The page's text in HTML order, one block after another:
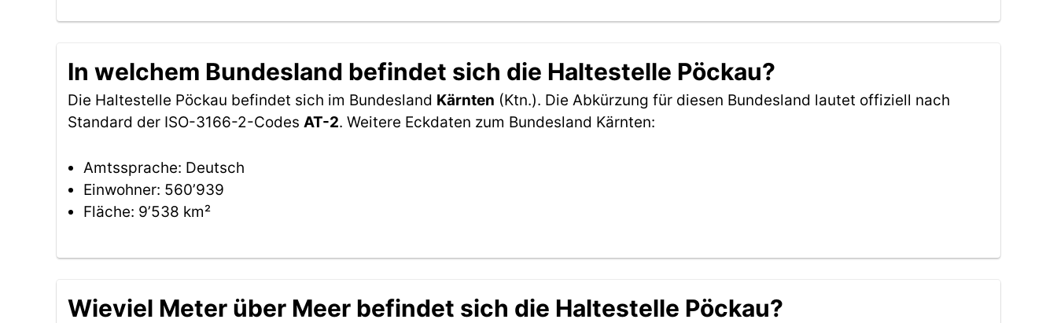
In welchem Bundesland befindet sich die Haltestelle Pöckau?
Die Haltestelle Pöckau befindet sich im Bundesland Kärnten (Ktn.). Die Abkürzung für diesen Bundesland lautet offiziell nach
Standard der ISO-3166-2-Codes AT-2. Weitere Eckdaten zum Bundesland Kärnten:
Amtssprache: Deutsch
Einwohner: 560’939
Fläche: 9’538 km²
Wieviel Meter über Meer befindet sich die Haltestelle Pöckau?